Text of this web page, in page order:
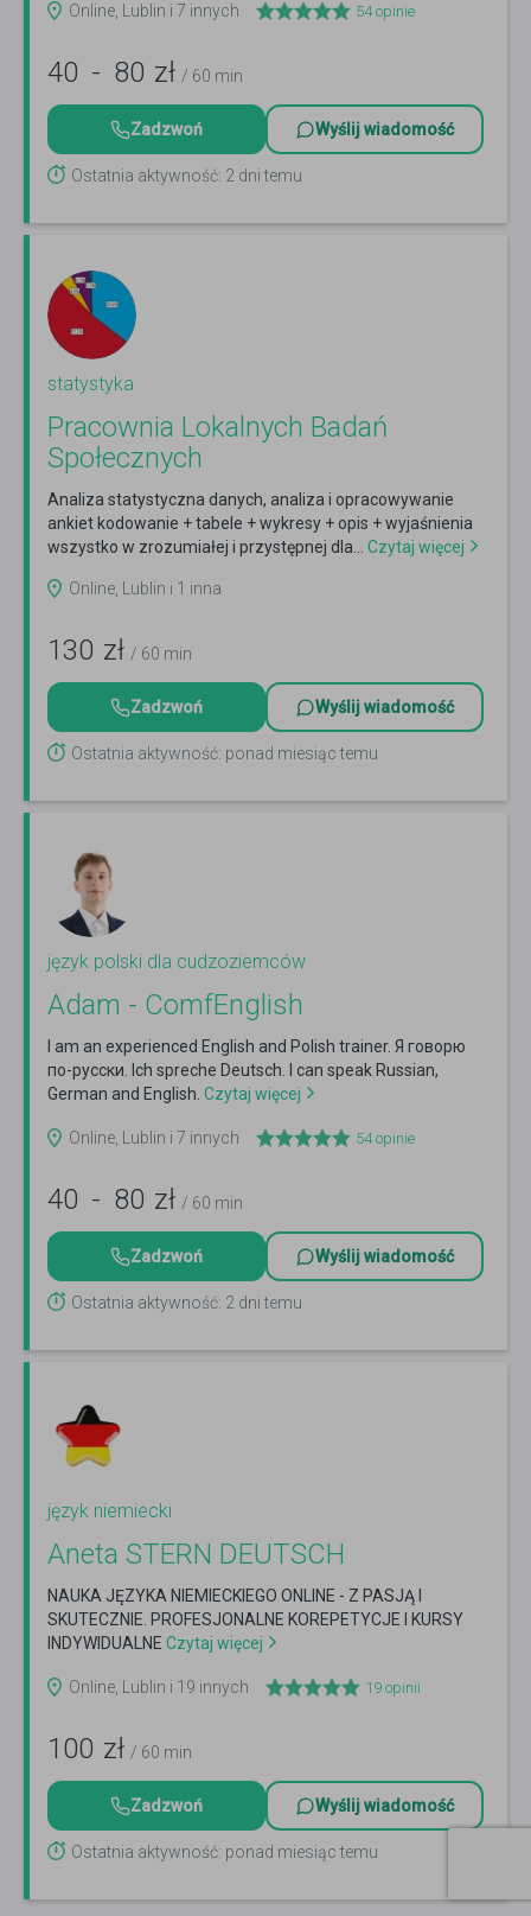
Online, Lublin i 7 innych
54opinie
40 - 80 zł / 60 min
Zadzwoń Wyślij wiadomość
Ostatnia aktywność: 2 dni temu
statystyka
Pracownia Lokalnych Badań
Społecznych
Analiza statystyczna danych, analiza i opracowywanie
ankiet kodowanie + tabele + wykresy + opis + wyjaśnienia
wszystko w zrozumiałej i przystępnej dla... Czytaj więcej
Online, Lublin i 1 inna
130 zł / 60 min
Zadzwoń Wyślij wiadomość
Ostatnia aktywność: ponad miesiąc temu
język polski dla cudzoziemców
Adam - ComfEnglish
I am an experienced English and Polish trainer. Я говорю
по-русски. Ich spreche Deutsch. I can speak Russian,
German and English. Czytaj więcej
Online, Lublin i 7 innych 54opinie
40 - 80 zł / 60 min
Zadzwoń Wyślij wiadomość
Ostatnia aktywność: 2 dni temu
język niemiecki
Aneta STERN DEUTSCH
NAUKA JĘZYKA NIEMIECKIEGO ONLINE - Z PASJĄ I
SKUTECZNIE. PROFESJONALNE KOREPETYCJE I KURSY
INDYWIDUALNE Czytaj więcej
Online, Lublin i 19 innych 19 opinii
100 zł / 60 min
Zadzwoń Wyślij wiadomość
Ostatnia aktywność: ponad miesiąc temu